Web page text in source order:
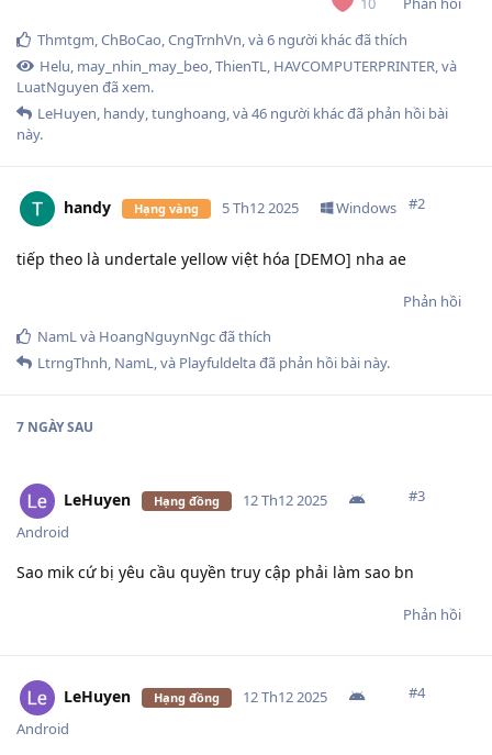
Thmtgm,ChBoCao,CngTrnhVn, và6 người khácđã thích
Helu, may_nhin_may_beo,ThienTL, HAVCOMPUTERPRINTER, và
LuatNguyen đã xem.
LeHuyen, handy,tunghoang, và46 người khácđã phản hồi bài
này.
handy Hạng vàng 5 Th12 2025 #2
Windows
tiếp theo là undertale yellow việt hóa [DEMO] nha ae
Phản hồi
NamLvà HoangNguynNgcđã thích
LtrngThnh, NamL, và Playfuldeltađã phản hồi bài này.
7 NGÀYSAU
LeHuyen Hạng đồng 12 Th12 2025 #3
Android
Sao mik cứ bị yêu cầu quyền truy cập phải làm sao bn
Phản hồi
LeHuyen Hạng đồng 12 Th12 2025 #4
Android